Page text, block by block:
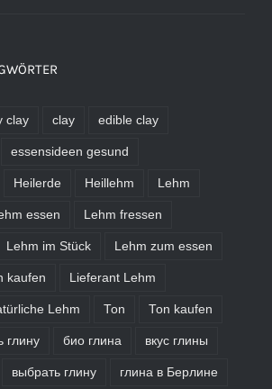
clay clay edible clay
essensideen gesund
Heilerde Heillehm Lehm
essen Lehm fressen
Lehm im Stück Lehm zum essen
kaufen Lieferant Lehm
Lehm Ton Ton kaufen
глину био глина вкус глины
выбрать глину глина в Берлине